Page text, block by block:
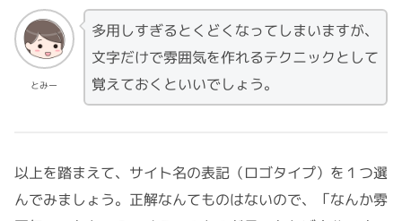
とみー
多用しすぎるとくどくなってしまいますが、
文字だけで雰囲気を作れるテクニックとして
覚えておくといいでしょう。
以上を踏まえて、サイト名の表記（ロゴタイプ）を１つ選
んでみましょう。正解なんてものはないので、「なんか雰